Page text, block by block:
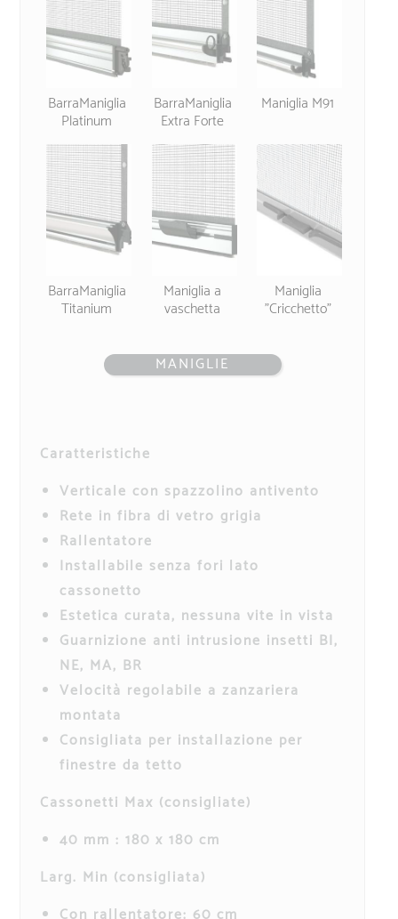
BarraManiglia
Platinum
BarraManiglia
Extra Forte
Maniglia M91
BarraManiglia
Titanium
Maniglia a
vaschetta
Maniglia
"Cricchetto"
MANIGLIE
Caratteristiche
Verticale con spazzolino antivento
Rete in fibra di vetro grigia
Rallentatore
Installabile senza fori lato
cassonetto
Estetica curata, nessuna vite in vista
Guarnizione anti intrusione insetti BI,
NE, MA, BR
Velocità regolabile a zanzariera
montata
Consigliata per installazione per
finestre da tetto
Cassonetti Max (consigliate)
40 mm : 180 x 180 cm
Larg. Min (consigliata)